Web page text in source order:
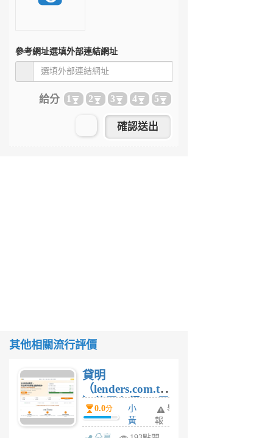
參考網址選填外部連結網址
給分 1 2 3 4 5
其他相關流行評價
貸明
（lenders.com.tw
）使用心得 — 民
間貸款比較平台
體驗
0.0分
小
黃
蜂
舉
報